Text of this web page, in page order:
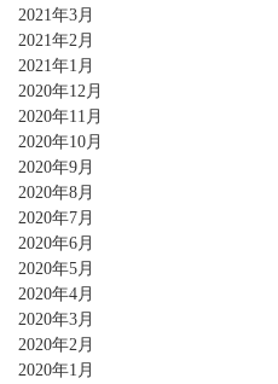
2021年3月
2021年2月
2021年1月
2020年12月
2020年11月
2020年10月
2020年9月
2020年8月
2020年7月
2020年6月
2020年5月
2020年4月
2020年3月
2020年2月
2020年1月